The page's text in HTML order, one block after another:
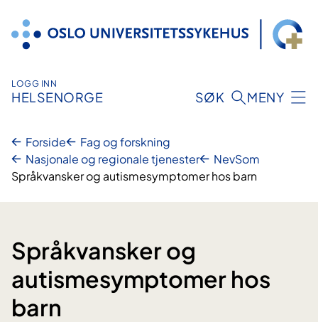
innhold
LOGG INN
HELSENORGE SØK MENY
Forside
Fag og forskning
Nasjonale og regionale tjenester
NevSom
Språkvansker og autismesymptomer hos barn
Språkvansker og
autismesymptomer hos
barn